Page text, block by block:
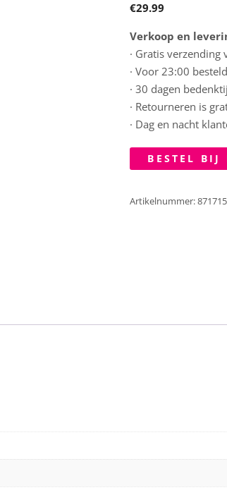
€29.99
Verkoop en
· Gratis verzending
· Voor 23:00
· 30 dagen
· Retourneren is
· Dag en nacht
BESTEL BIJ
Artikelnummer: